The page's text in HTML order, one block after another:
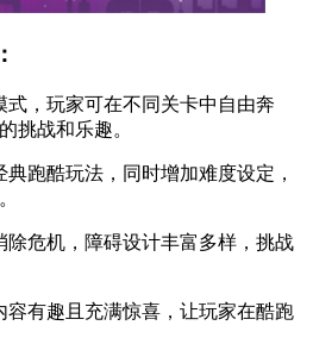
式，玩家可在不同关卡中自由奔
挑战和乐趣。
跑酷玩法，同时增加难度设定，
除危机，障碍设计丰富多样，挑战
容有趣且充满惊喜，让玩家在酷跑